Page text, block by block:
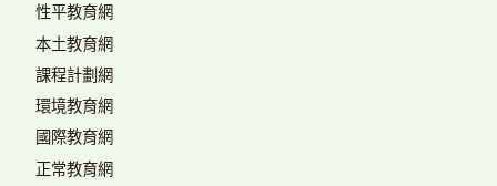
性平教育網
本土教育網
課程計劃網
環境教育網
國際教育網
正常教育網